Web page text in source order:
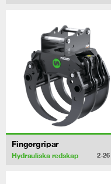
Fingergripar
Hydrauliska redskap 2-26